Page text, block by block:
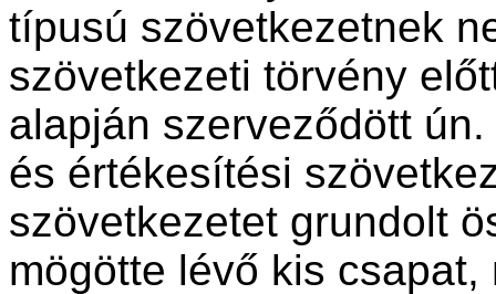
típusú szövetkezetnek
szövet­kezeti törvény
alapján szer­veződött
és értékesítési
szövetkezetet grundolt
mögötte lévő kis